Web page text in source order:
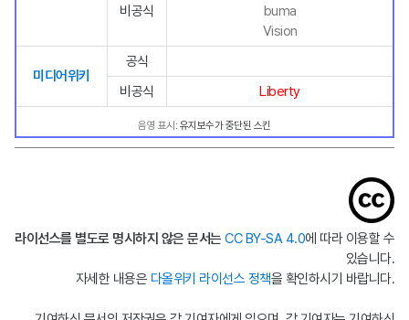
비공식
buma
Vision
미디어위키
공식
비공식
Liberty
음영 표시: 유지보수가 중단된 스킨
라이선스를 별도로 명시하지 않은 문서는 CC BY-SA 4.0에 따라 이용할 수
있습니다.
자세한 내용은 다올위키 라이선스 정책을 확인하시기 바랍니다.